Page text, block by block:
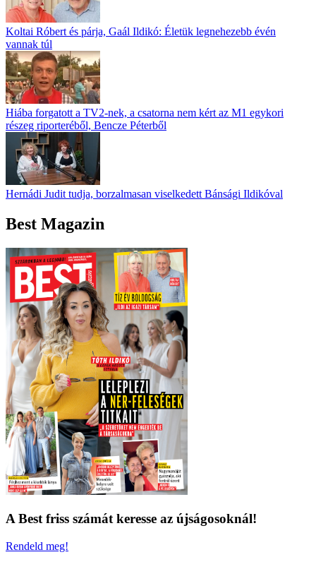
Koltai Róbert és párja, Gaál Ildikó: Életük legnehezebb évén
vannak túl
Hiába forgatott a TV2-nek, a csatorna nem kért az M1 egykori
részeg riporteréből, Bencze Péterből
Hernádi Judit tudja, borzalmasan viselkedett Bánsági Ildikóval
Best Magazin
A Best friss számát keresse az újságosoknál!
Rendeld meg!